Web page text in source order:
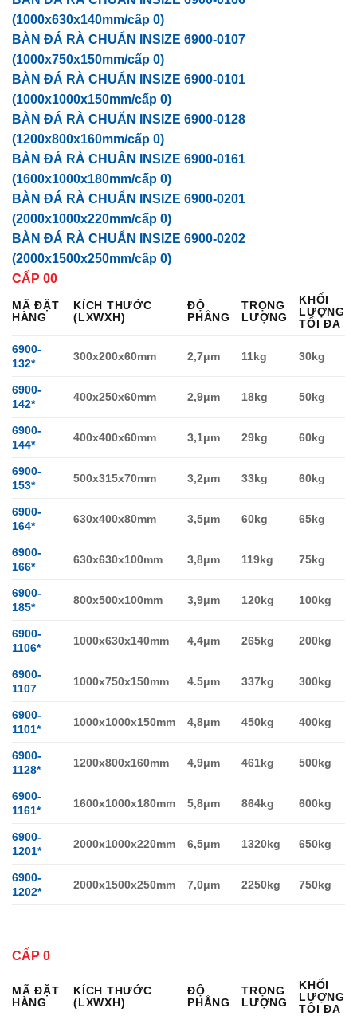
(1000x630x140mm/cấp 0)
BÀN ĐÁ RÀ CHUẨN INSIZE 6900-0107
(1000x750x150mm/cấp 0)
BÀN ĐÁ RÀ CHUẨN INSIZE 6900-0101
(1000x1000x150mm/cấp 0)
BÀN ĐÁ RÀ CHUẨN INSIZE 6900-0128
(1200x800x160mm/cấp 0)
BÀN ĐÁ RÀ CHUẨN INSIZE 6900-0161
(1600x1000x180mm/cấp 0)
BÀN ĐÁ RÀ CHUẨN INSIZE 6900-0201
(2000x1000x220mm/cấp 0)
BÀN ĐÁ RÀ CHUẨN INSIZE 6900-0202
(2000x1500x250mm/cấp 0)
CẤP 00
MÃ ĐẶT
HÀNG
KÍCH THƯỚC
(LXWXH)
ĐỘ
PHẲNG
TRỌNG
LƯỢNG
KHỐI
LƯỢNG
TỐI ĐA
6900-
132*
300x200x60mm 2,7μm 11kg 30kg
6900-
142*
400x250x60mm 2,9μm 18kg 50kg
6900-
144*
400x400x60mm 3,1μm 29kg 60kg
6900-
153*
500x315x70mm 3,2μm 33kg 60kg
6900-
164*
630x400x80mm 3,5μm 60kg 65kg
6900-
166*
630x630x100mm 3,8μm 119kg 75kg
6900-
185*
800x500x100mm 3,9μm 120kg 100kg
6900-
1106*
1000x630x140mm 4,4μm 265kg 200kg
6900-
1107
1000x750x150mm 4.5μm 337kg 300kg
6900-
1101*
1000x1000x150mm 4,8μm 450kg 400kg
6900-
1128*
1200x800x160mm 4,9μm 461kg 500kg
6900-
1161*
1600x1000x180mm 5,8μm 864kg 600kg
6900-
1201*
2000x1000x220mm 6,5μm 1320kg 650kg
6900-
1202*
2000x1500x250mm 7,0μm 2250kg 750kg
CẤP 0
MÃ ĐẶT
HÀNG
KÍCH THƯỚC
(LXWXH)
ĐỘ
PHẲNG
TRỌNG
LƯỢNG
KHỐI
LƯỢNG
TỐI ĐA